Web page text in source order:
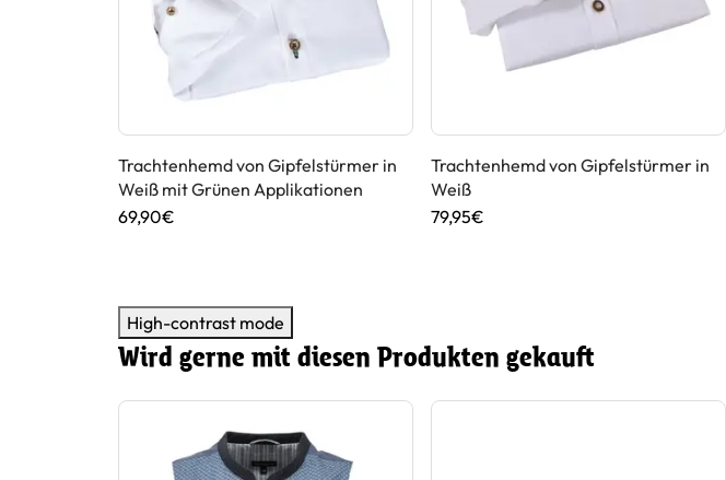
Trachtenhemd von Gipfelstürmer in
Weiß mit Grünen Applikationen
69,90€
Trachtenhemd von Gipfelstürmer in
Weiß
79,95€
High-contrast mode
Wird gerne mit diesen Produkten gekauft